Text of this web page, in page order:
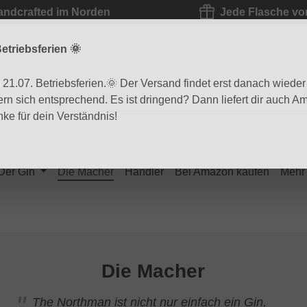
im Norden Jede Flasche
Gin Die Macher Händler Bei Amazon kaufen Mehr
Die Macher
The Northman ist nicht nur einfach ein Gin,